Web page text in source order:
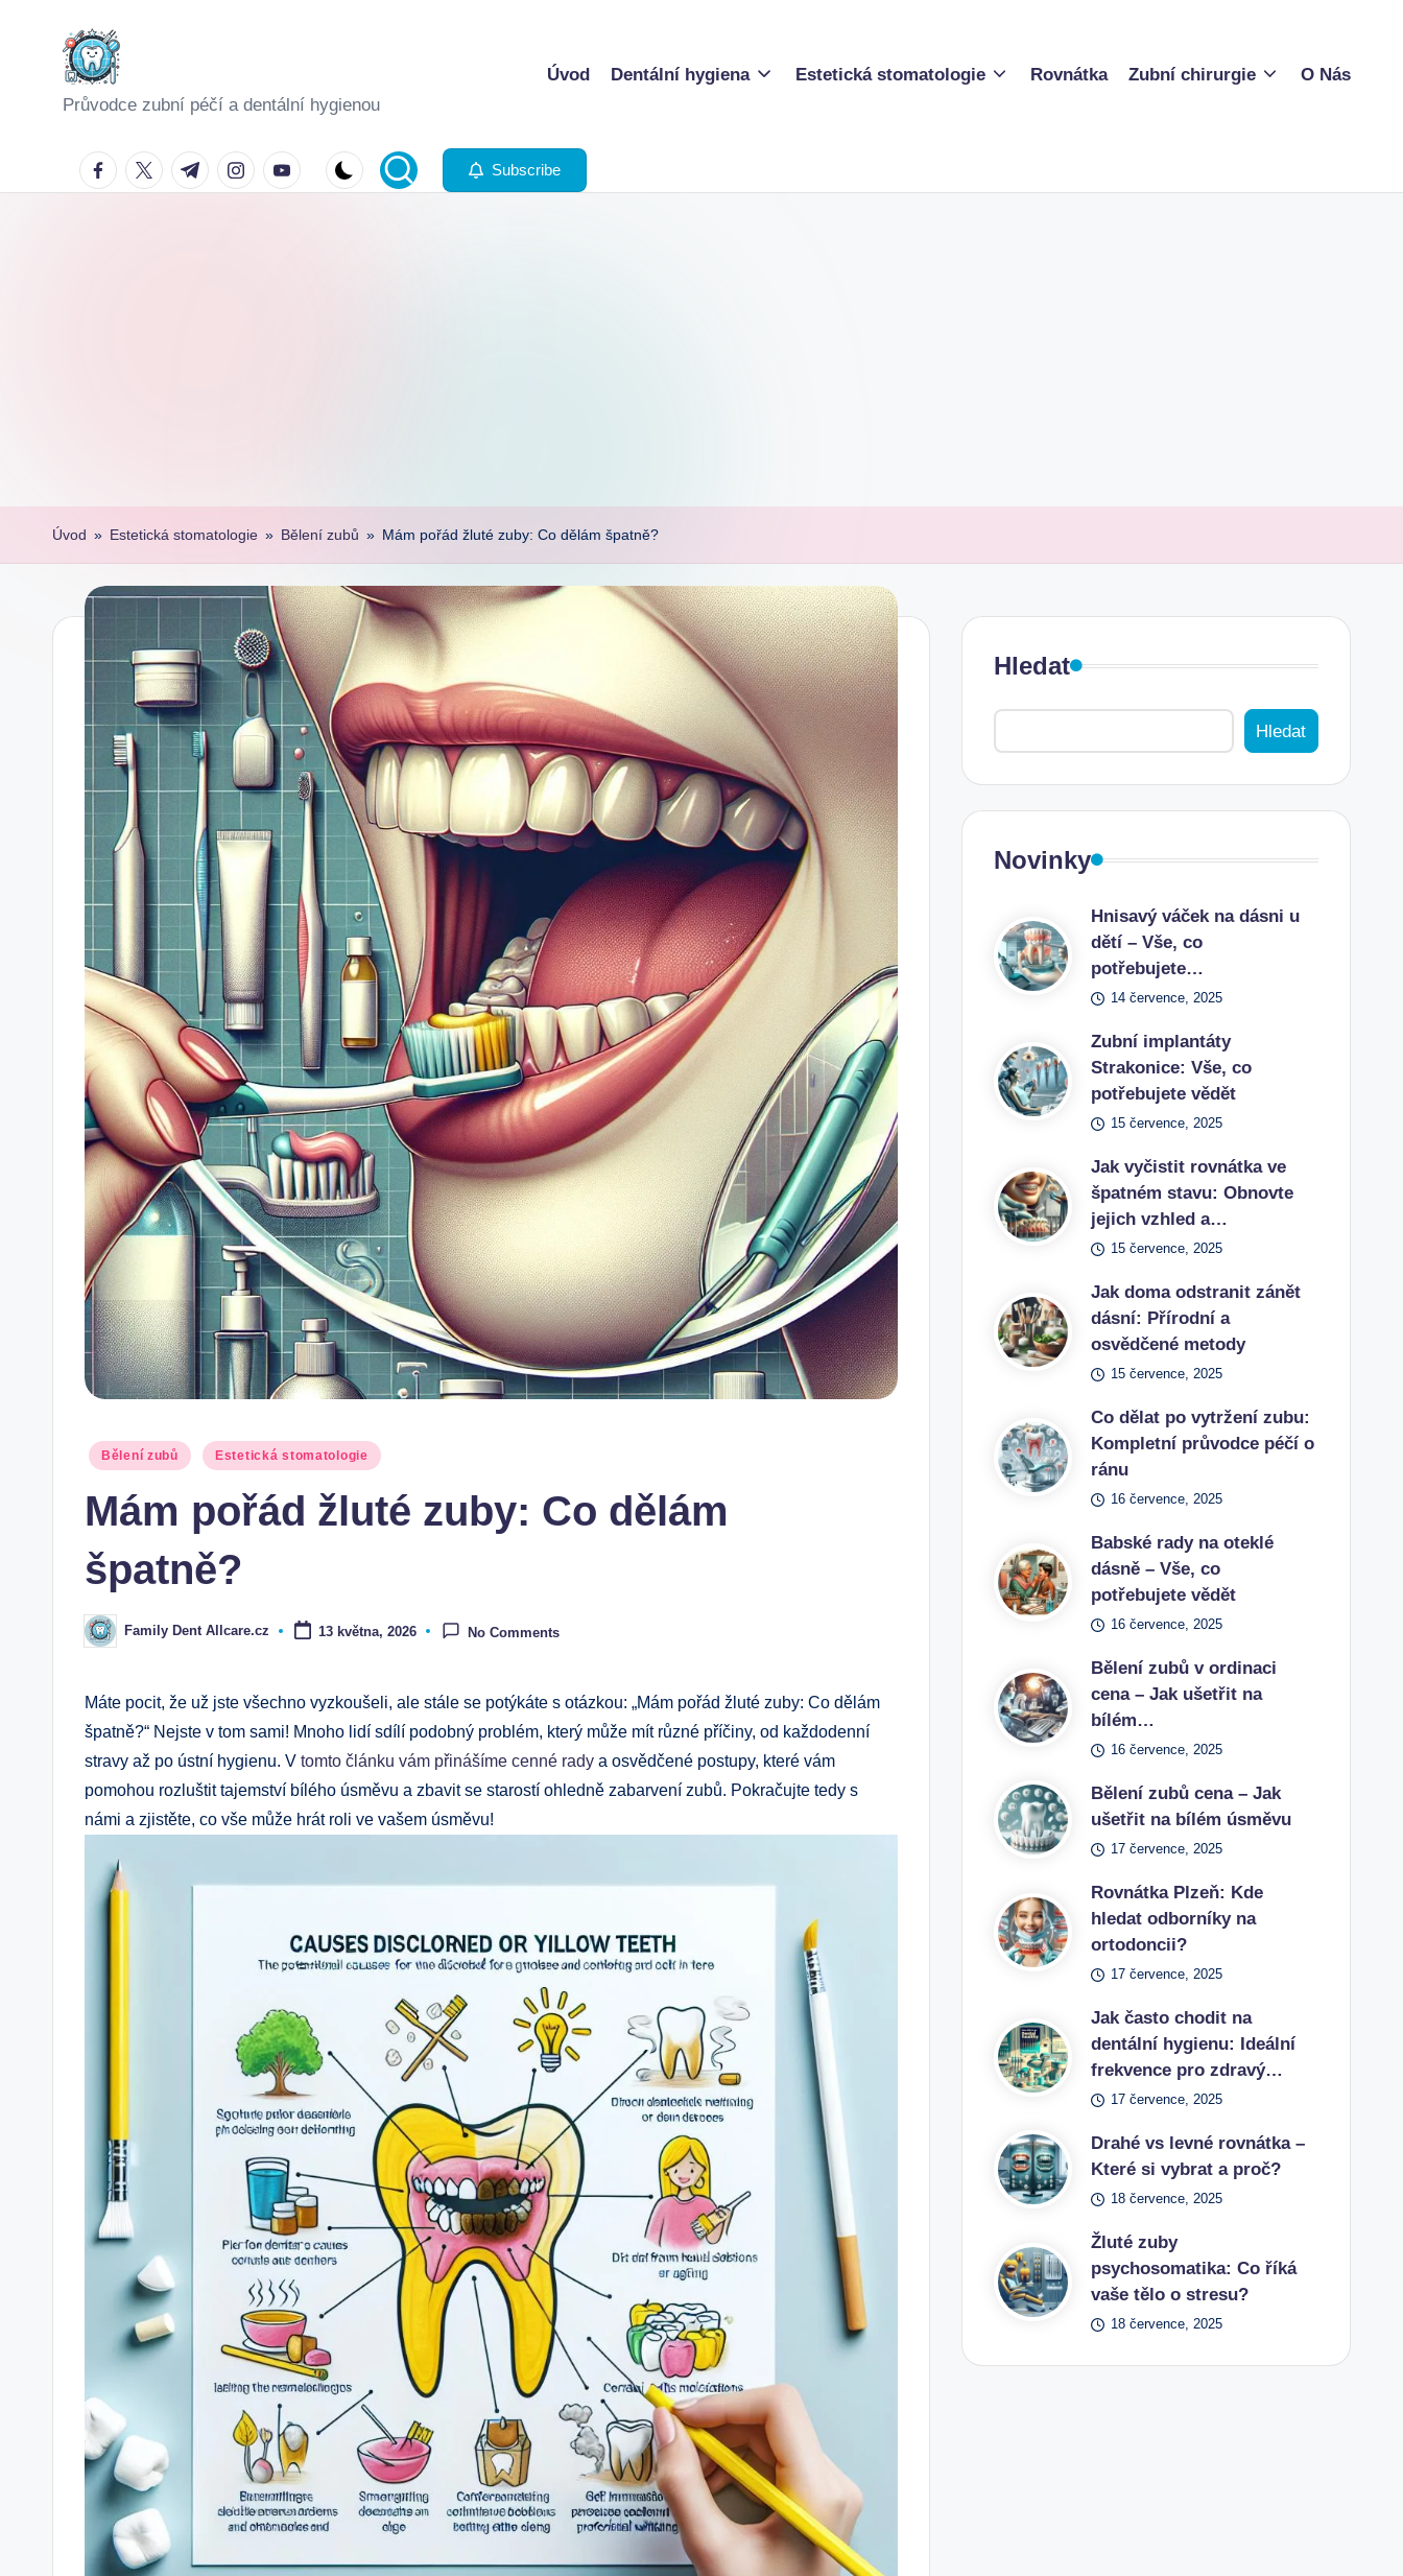
Průvodce zubní péčí a dentální hygienou
Úvod Dentální hygiena Estetická stomatologie Rovnátka Zubní chirurgie O Nás
facebook.com
twitter.com
t.me instagram.com
youtube.com Subscribe
Úvod » Estetická stomatologie » Bělení zubů » Mám pořád žluté zuby: Co dělám špatně?
Posted
Bělení zubů Estetická stomatologie
Mám pořád žluté zuby: Co dělám
špatně?
Posted
by
Family Dent Allcare.cz 13 května, 2026 No Comments
Máte pocit, že už jste všechno vyzkoušeli, ale stále se potýkáte s otázkou: „Mám pořád žluté zuby: Co dělám
špatně?“ Nejste v tom sami! Mnoho lidí sdílí podobný problém, který může mít různé příčiny, od každodenní
stravy až po ústní hygienu. V tomto článku vám přinášíme cenné rady a osvědčené postupy, které vám
pomohou rozluštit tajemství bílého úsměvu a zbavit se starostí ohledně zabarvení zubů. Pokračujte tedy s
námi a zjistěte, co vše může hrát roli ve vašem úsměvu!
Hledat
Hledat
Novinky
Hnisavý váček na dásni u
dětí – Vše, co
potřebujete…
14 července, 2025
Zubní implantáty
Strakonice: Vše, co
potřebujete vědět
15 července, 2025
Jak vyčistit rovnátka ve
špatném stavu: Obnovte
jejich vzhled a…
15 července, 2025
Jak doma odstranit zánět
dásní: Přírodní a
osvědčené metody
15 července, 2025
Co dělat po vytržení zubu:
Kompletní průvodce péčí o
ránu
16 července, 2025
Babské rady na oteklé
dásně – Vše, co
potřebujete vědět
16 července, 2025
Bělení zubů v ordinaci
cena – Jak ušetřit na
bílém…
16 července, 2025
Bělení zubů cena – Jak
ušetřit na bílém úsměvu
17 července, 2025
Rovnátka Plzeň: Kde
hledat odborníky na
ortodoncii?
17 července, 2025
Jak často chodit na
dentální hygienu: Ideální
frekvence pro zdravý…
17 července, 2025
Drahé vs levné rovnátka –
Které si vybrat a proč?
18 července, 2025
Žluté zuby
psychosomatika: Co říká
vaše tělo o stresu?
18 července, 2025